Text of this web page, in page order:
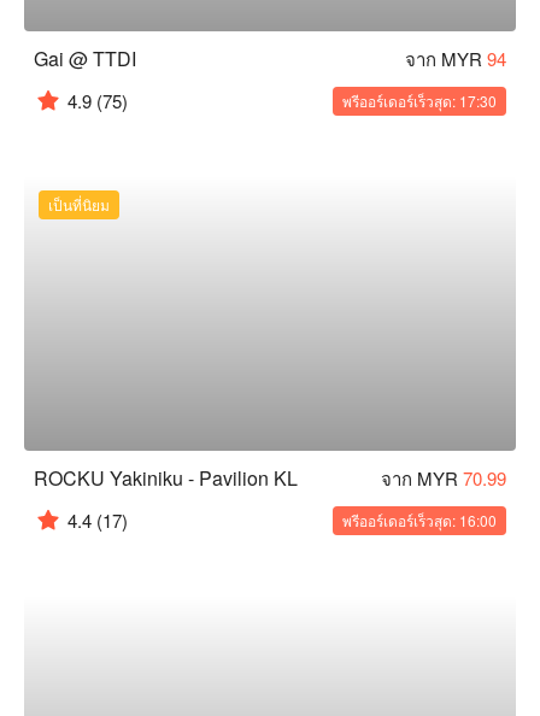
Gai @ TTDI จาก MYR 94
4.9 (75) พรีออร์เดอร์เร็วสุด: 17:30
เป็นที่นิยม
ROCKU Yakiniku - Pavilion KL จาก MYR 70.99
4.4 (17) พรีออร์เดอร์เร็วสุด: 16:00